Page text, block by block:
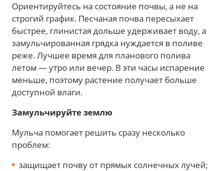
Ориентируйтесь на состояние почвы, а не на
строгий график. Песчаная почва пересыхает
быстрее, глинистая дольше удерживает воду, а
замульчированная грядка нуждается в поливе
реже. Лучшее время для планового полива
летом — утро или вечер. В эти часы испарение
меньше, поэтому растение получает больше
доступной влаги.
Замульчируйте землю
Мульча помогает решить сразу несколько
проблем:
защищает почву от прямых солнечных лучей;